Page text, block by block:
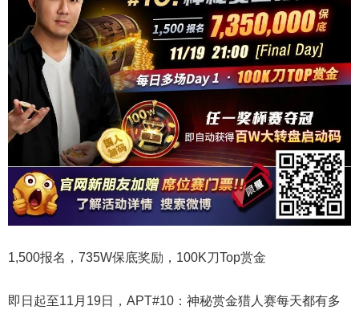
1,500报名，735W保底奖励，100K刀Top赏金
即日起至11月19日，APT#10：神秘赏金猎人赛每天都有多